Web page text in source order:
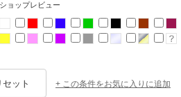
ショップレビュー
+ この条件をお気に入りに追加